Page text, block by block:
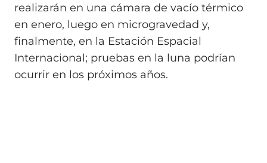
realizarán en una cámara de vacío térmico
en enero, luego en microgravedad y,
finalmente, en la Estación Espacial
Internacional; pruebas en la luna podrían
ocurrir en los próximos años.